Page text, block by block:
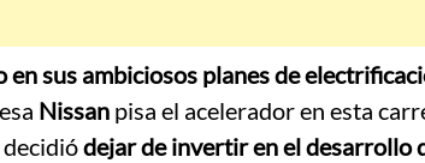
en sus ambiciosos planes de
Nissan pisa el acelerador en esta
decidiódejar de invertir en el desarrollo